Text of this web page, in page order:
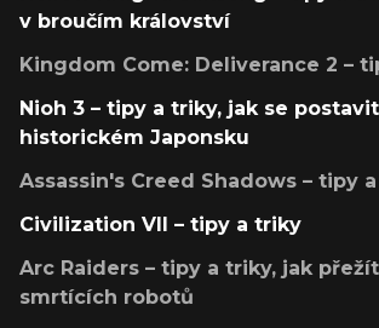
v broučím království
Kingdom Come: Deliverance 2 –
Nioh 3 – tipy a triky, jak se
historickém Japonsku
Assassin's Creed Shadows – tipy
Civilization VII – tipy a triky
Arc Raiders – tipy a triky, jak
smrtících robotů